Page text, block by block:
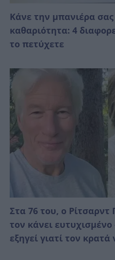
Κάνε την μπανιέρα
καθαριότητα: 4
το πετύχετε
Στα 76 του, ο Ρίτσαρντ
τον κάνει
εξηγεί γιατί τον κρατά